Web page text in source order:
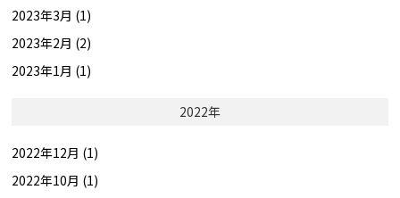
2023年3月 (1)
2023年2月 (2)
2023年1月 (1)
2022年
2022年12月 (1)
2022年10月 (1)